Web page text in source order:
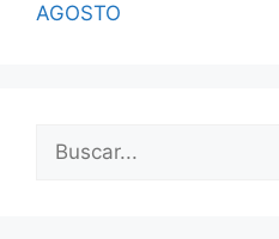
AGOSTO
Buscar: